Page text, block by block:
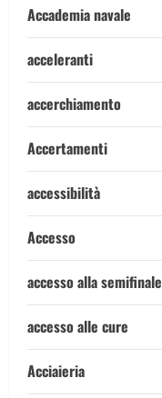
Accademia navale
acceleranti
accerchiamento
Accertamenti
accessibilità
Accesso
accesso alla semifinale
accesso alle cure
Acciaieria